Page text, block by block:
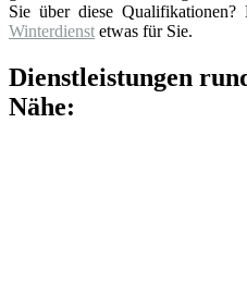
Sie über diese Qualifikationen?
Winterdienst etwas für Sie.
Dienstleistungen
Nähe: